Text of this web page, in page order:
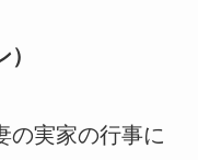
の実家の行事に